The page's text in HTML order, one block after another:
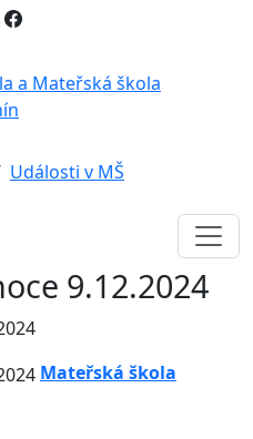
a Mateřská škola
Události v MŠ
9.12.2024
Mateřská škola